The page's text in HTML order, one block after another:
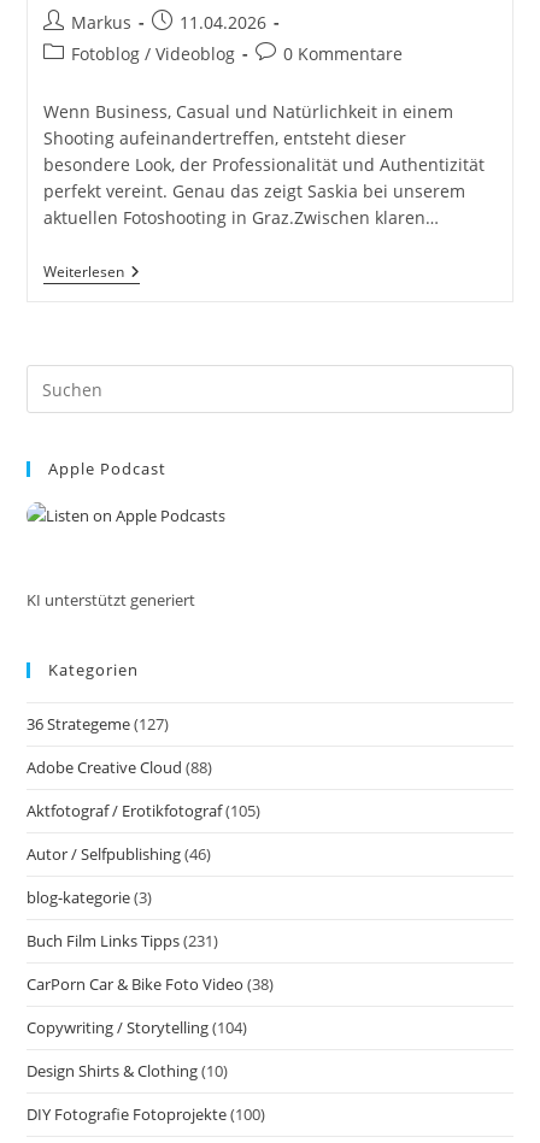
Beitrags-
Autor:
Markus
Beitrag
veröffentlicht:
11.04.2026
Beitrags-
Fotoblog / Videoblog
Beitrags-
0 Kommentare
Wenn Business, Casual und Natürlichkeit in einem
Shooting aufeinandertreffen, entsteht dieser
besondere Look, der Professionalität und Authentizität
perfekt vereint. Genau das zeigt Saskia bei unserem
aktuellen Fotoshooting in Graz.Zwischen klaren…
WeiterlesenBusiness
Casual
–
Mit
In
37
Tricks
Und
Apple Podcast
KI unterstützt generiert
Kategorien
36 Strategeme(127)
Adobe Creative Cloud (88)
Aktfotograf / Erotikfotograf(105)
Autor / Selfpublishing(46)
blog-kategorie(3)
Buch Film Links Tipps(231)
CarPorn Car & Bike Foto Video (38)
Copywriting / Storytelling(104)
Design Shirts & Clothing(10)
DIY Fotografie Fotoprojekte(100)